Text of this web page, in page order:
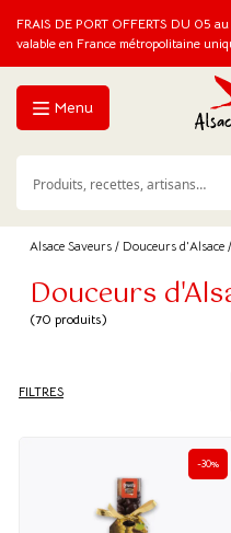
FRAIS DE PORT OFFERTS DU 05
valable en France métropolitaine
Menu
Alsace Saveurs / Douceurs d'Alsace
Douceurs
(70 produits)
FILTRES
-30%